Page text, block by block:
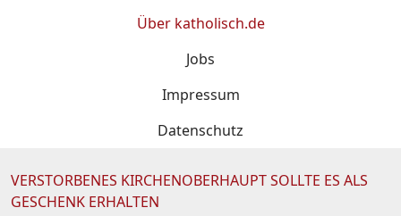
Über katholisch.de
Jobs
Impressum
Datenschutz
VERSTORBENES KIRCHENOBERHAUPT SOLLTE ES ALS
GESCHENK ERHALTEN